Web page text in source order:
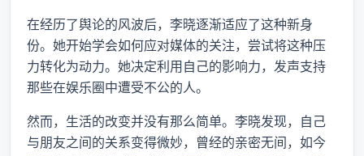
在经历了舆论的风波后，李晓逐渐适应了这种新身
份。她开始学会如何应对媒体的关注，尝试将这种压
力转化为动力。她决定利用自己的影响力，发声支持
那些在娱乐圈中遭受不公的人。
然而，生活的改变并没有那么简单。李晓发现，自己
与朋友之间的关系变得微妙，曾经的亲密无间，如今